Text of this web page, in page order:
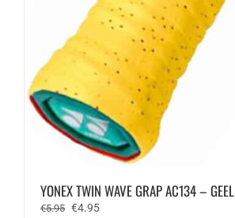
YONEX TWIN WAVE GRAP AC134 – GEEL
€5.95 Oorspronkelijke
€4.95Huidige